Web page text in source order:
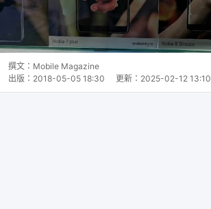
撰文： Mobile Magazine
出版： 2018-05-05 18:30 更新： 2025-02-12 13:10